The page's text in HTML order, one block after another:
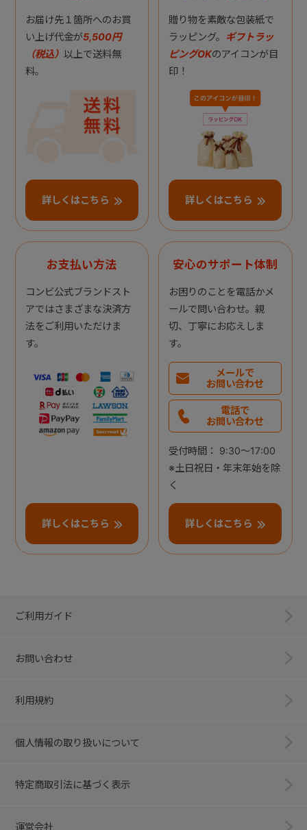
お届け先１箇所へのお買
い上げ代金が5,500円
（税込） 以上で送料無
料。
詳しくはこちら
贈り物を素敵な包装紙で
ラッピング。 ギフトラッ
ピングOKのアイコンが目
印！
詳しくはこちら
お支払い方法
コンビ公式ブランドスト
アではさまざまな決済方
法をご利用いただけま
す。
詳しくはこちら
安心のサポート体制
お困りのことを電話かメ
ールで問い合わせ。親
切、丁寧にお応えしま
す。
メールで
お問い合わせ
電話で
お問い合わせ
受付時間： 9:30～17:00
※土日祝日・年末年始を除
く
詳しくはこちら
ご利用ガイド
お問い合わせ
利用規約
個人情報の取り扱いについて
特定商取引法に基づく表示
運営会社